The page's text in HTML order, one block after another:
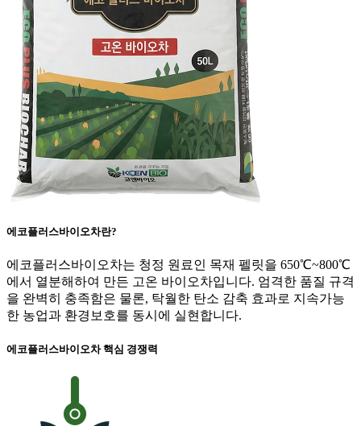
에코플러스바이오차란?
에코플러스바이오차는 청정 원료인 목재 펠릿을 650℃~800℃
에서 열분해하여 만든 고온 바이오차입니다. 엄격한 품질 규격
을 완벽히 충족함은 물론, 탁월한 탄소 감축 효과로 지속가능
한 농업과 환경보호를 동시에 실현합니다.
에코플러스바이오차 핵심 경쟁력